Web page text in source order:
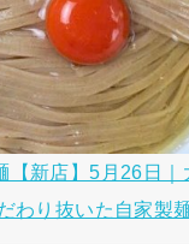
【新店】5月26日
わり抜いた自家製